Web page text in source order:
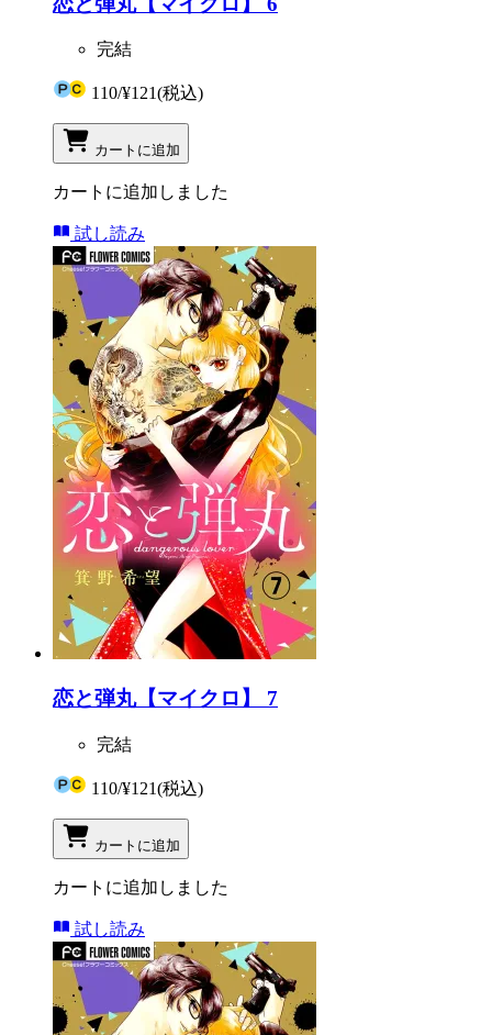
完結
110/¥121(税込)
カートに追加
カートに追加しました
試し読み
恋と弾丸【マイクロ】 7
完結
110/¥121(税込)
カートに追加
カートに追加しました
試し読み